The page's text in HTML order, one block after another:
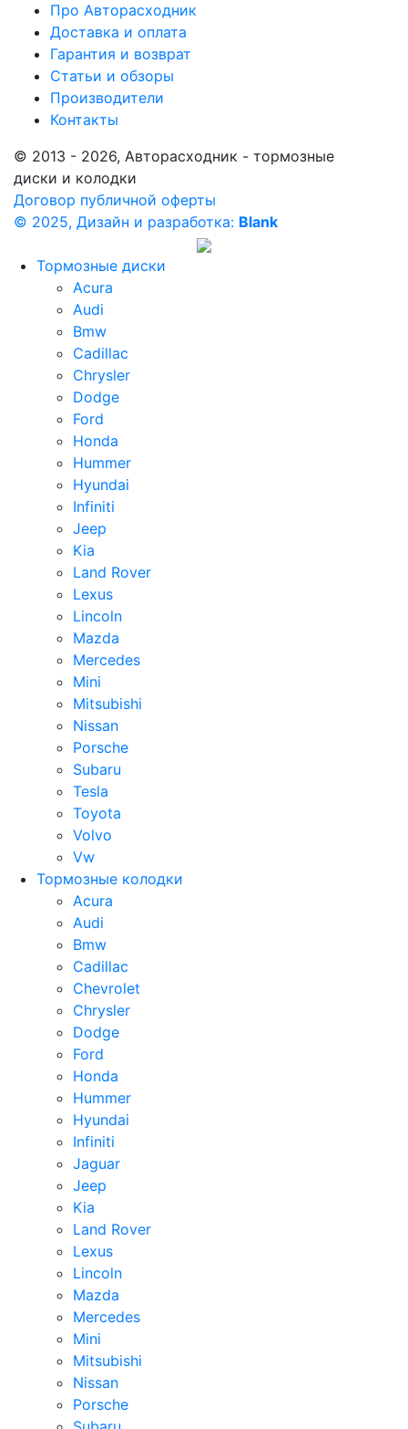
Про Авторасходник
Доставка и оплата
Гарантия и возврат
Статьи и обзоры
Производители
Контакты
© 2013 - 2026, Авторасходник - тормозные
диски и колодки
Договор публичной оферты
© 2025, Дизайн и разработка: Blank
Тормозные диски
Acura
Audi
Bmw
Cadillac
Chrysler
Dodge
Ford
Honda
Hummer
Hyundai
Infiniti
Jeep
Kia
Land Rover
Lexus
Lincoln
Mazda
Mercedes
Mini
Mitsubishi
Nissan
Porsche
Subaru
Tesla
Toyota
Volvo
Vw
Тормозные колодки
Acura
Audi
Bmw
Cadillac
Chevrolet
Chrysler
Dodge
Ford
Honda
Hummer
Hyundai
Infiniti
Jaguar
Jeep
Kia
Land Rover
Lexus
Lincoln
Mazda
Mercedes
Mini
Mitsubishi
Nissan
Porsche